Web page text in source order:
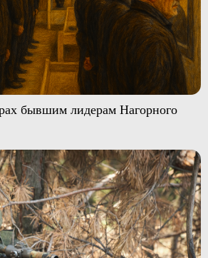
бывшим лидерам Нагорного